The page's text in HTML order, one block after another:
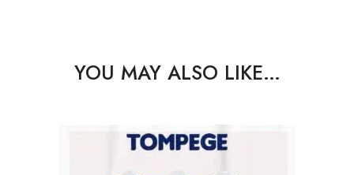
YOU MAY ALSO LIKE…